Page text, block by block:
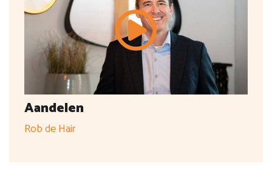
Aandelen
Rob de Hair